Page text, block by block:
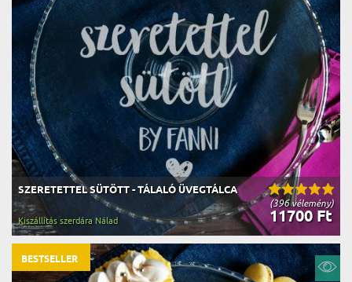
(396 vélemény)
SZERETETTEL SÜTÖTT - TÁLALÓ ÜVEGTÁLCA
11700 Ft
Kiszállítás szerdára Nálad
BESTSELLER